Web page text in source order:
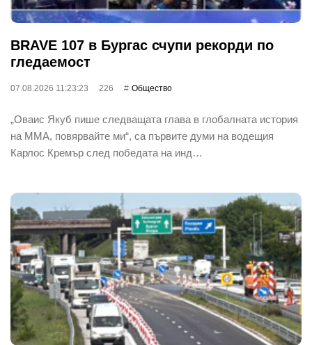
BRAVE 107 в Бургас счупи рекорди по
гледаемост
07.08.2026 11:23:23 226 Общество
„Оваис Якуб пише следващата глава в глобалната история
на ММА, повярвайте ми“, са първите думи на водещия
Карлос Кремър след победата на инд…